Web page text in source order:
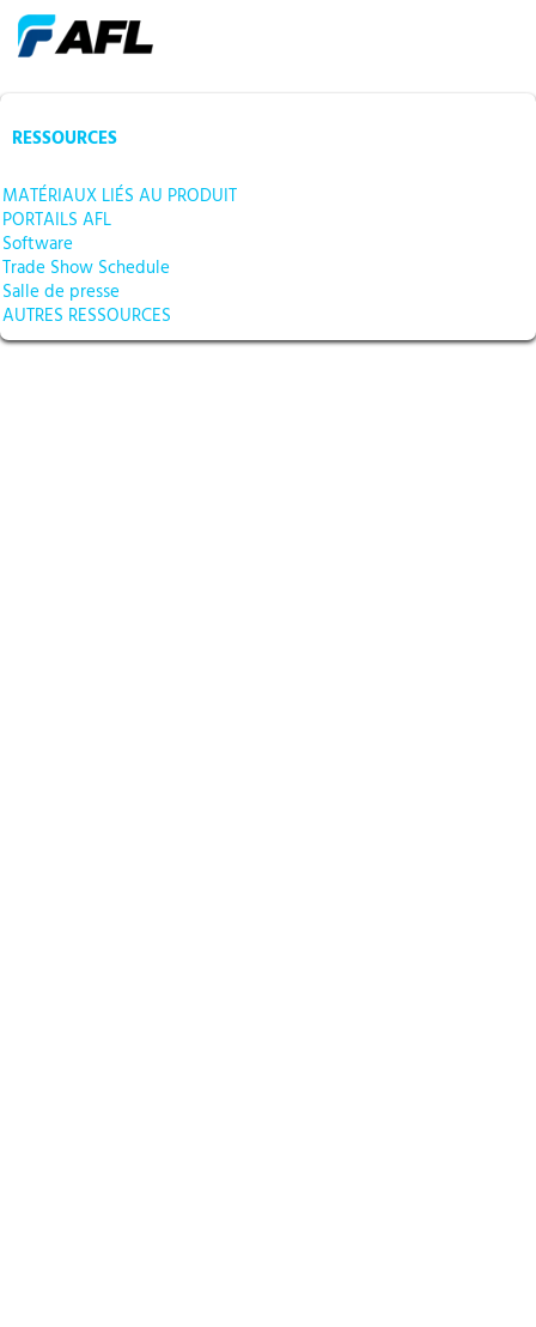
RESSOURCES
MATÉRIAUX LIÉS AU PRODUIT
PORTAILS AFL
Software
Trade Show Schedule
Salle de presse
AUTRES RESSOURCES